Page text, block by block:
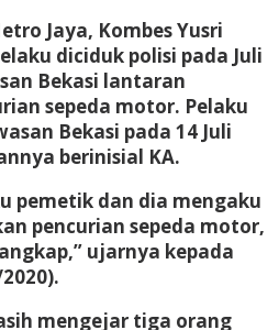
Jaya, Kombes Yusri
diciduk polisi pada Juli
Bekasi lantaran
sepeda motor. Pelaku
Bekasi pada 14 Juli
berinisial KA.
pemetik dan dia mengaku
pencurian sepeda motor,
ujarnya kepada
mengejar tiga orang